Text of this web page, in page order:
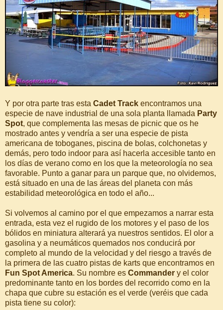
Y por otra parte tras esta Cadet Track encontramos una
especie de nave industrial de una sola planta llamada Party
Spot, que complementa las mesas de picnic que os he
mostrado antes y vendría a ser una especie de pista
americana de toboganes, piscina de bolas, colchonetas y
demás, pero todo indoor para así hacerla accesible tanto en
los días de verano como en los que la meteorología no sea
favorable. Punto a ganar para un parque que, no olvidemos,
está situado en una de las áreas del planeta con más
estabilidad meteorológica en todo el año...
Si volvemos al camino por el que empezamos a narrar esta
entrada, esta vez el rugido de los motores y el paso de los
bólidos en miniatura alterará ya nuestros sentidos. El olor a
gasolina y a neumáticos quemados nos conducirá por
completo al mundo de la velocidad y del riesgo a través de
la primera de las cuatro pistas de karts que encontramos en
Fun Spot America. Su nombre es Commander y el color
predominante tanto en los bordes del recorrido como en la
chapa que cubre su estación es el verde (veréis que cada
pista tiene su color):